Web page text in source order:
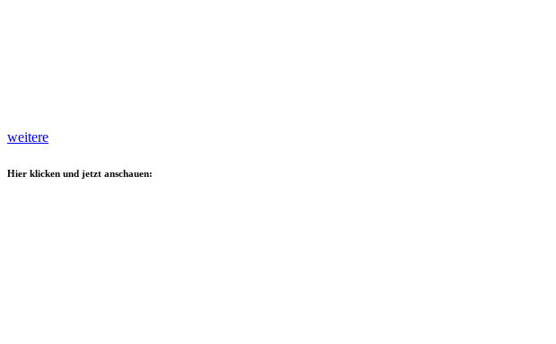
weitere
Hier klicken und jetzt anschauen: